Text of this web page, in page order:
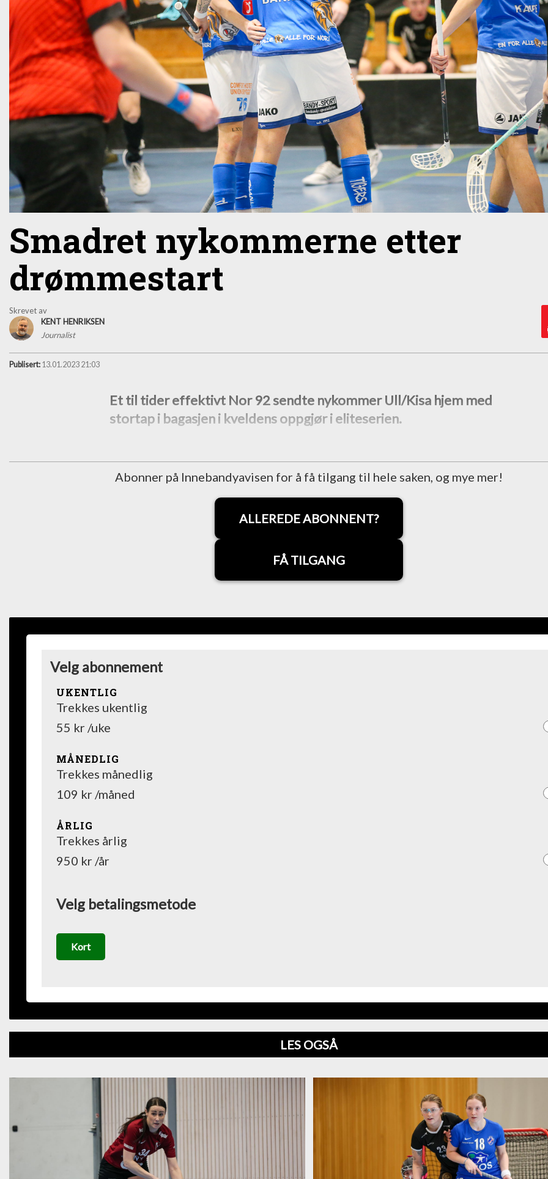
Smadret nykommerne etter
drømmestart
Skrevet av
KENT HENRIKSEN
Journalist
Publisert: 13.01.2023 21:03
Et til tider effektivt Nor 92 sendte nykommer Ull/Kisa hjem med
stortap i bagasjen i kveldens oppgjør i eliteserien.
Abonner på Innebandyavisen for å få tilgang til hele saken, og mye mer!
ALLEREDE ABONNENT?
FÅ TILGANG
Velg abonnement
UKENTLIG
Trekkes ukentlig
55 kr /uke
MÅNEDLIG
Trekkes månedlig
109 kr /måned
ÅRLIG
Trekkes årlig
950 kr /år
Velg betalingsmetode
Kort
LES OGSÅ